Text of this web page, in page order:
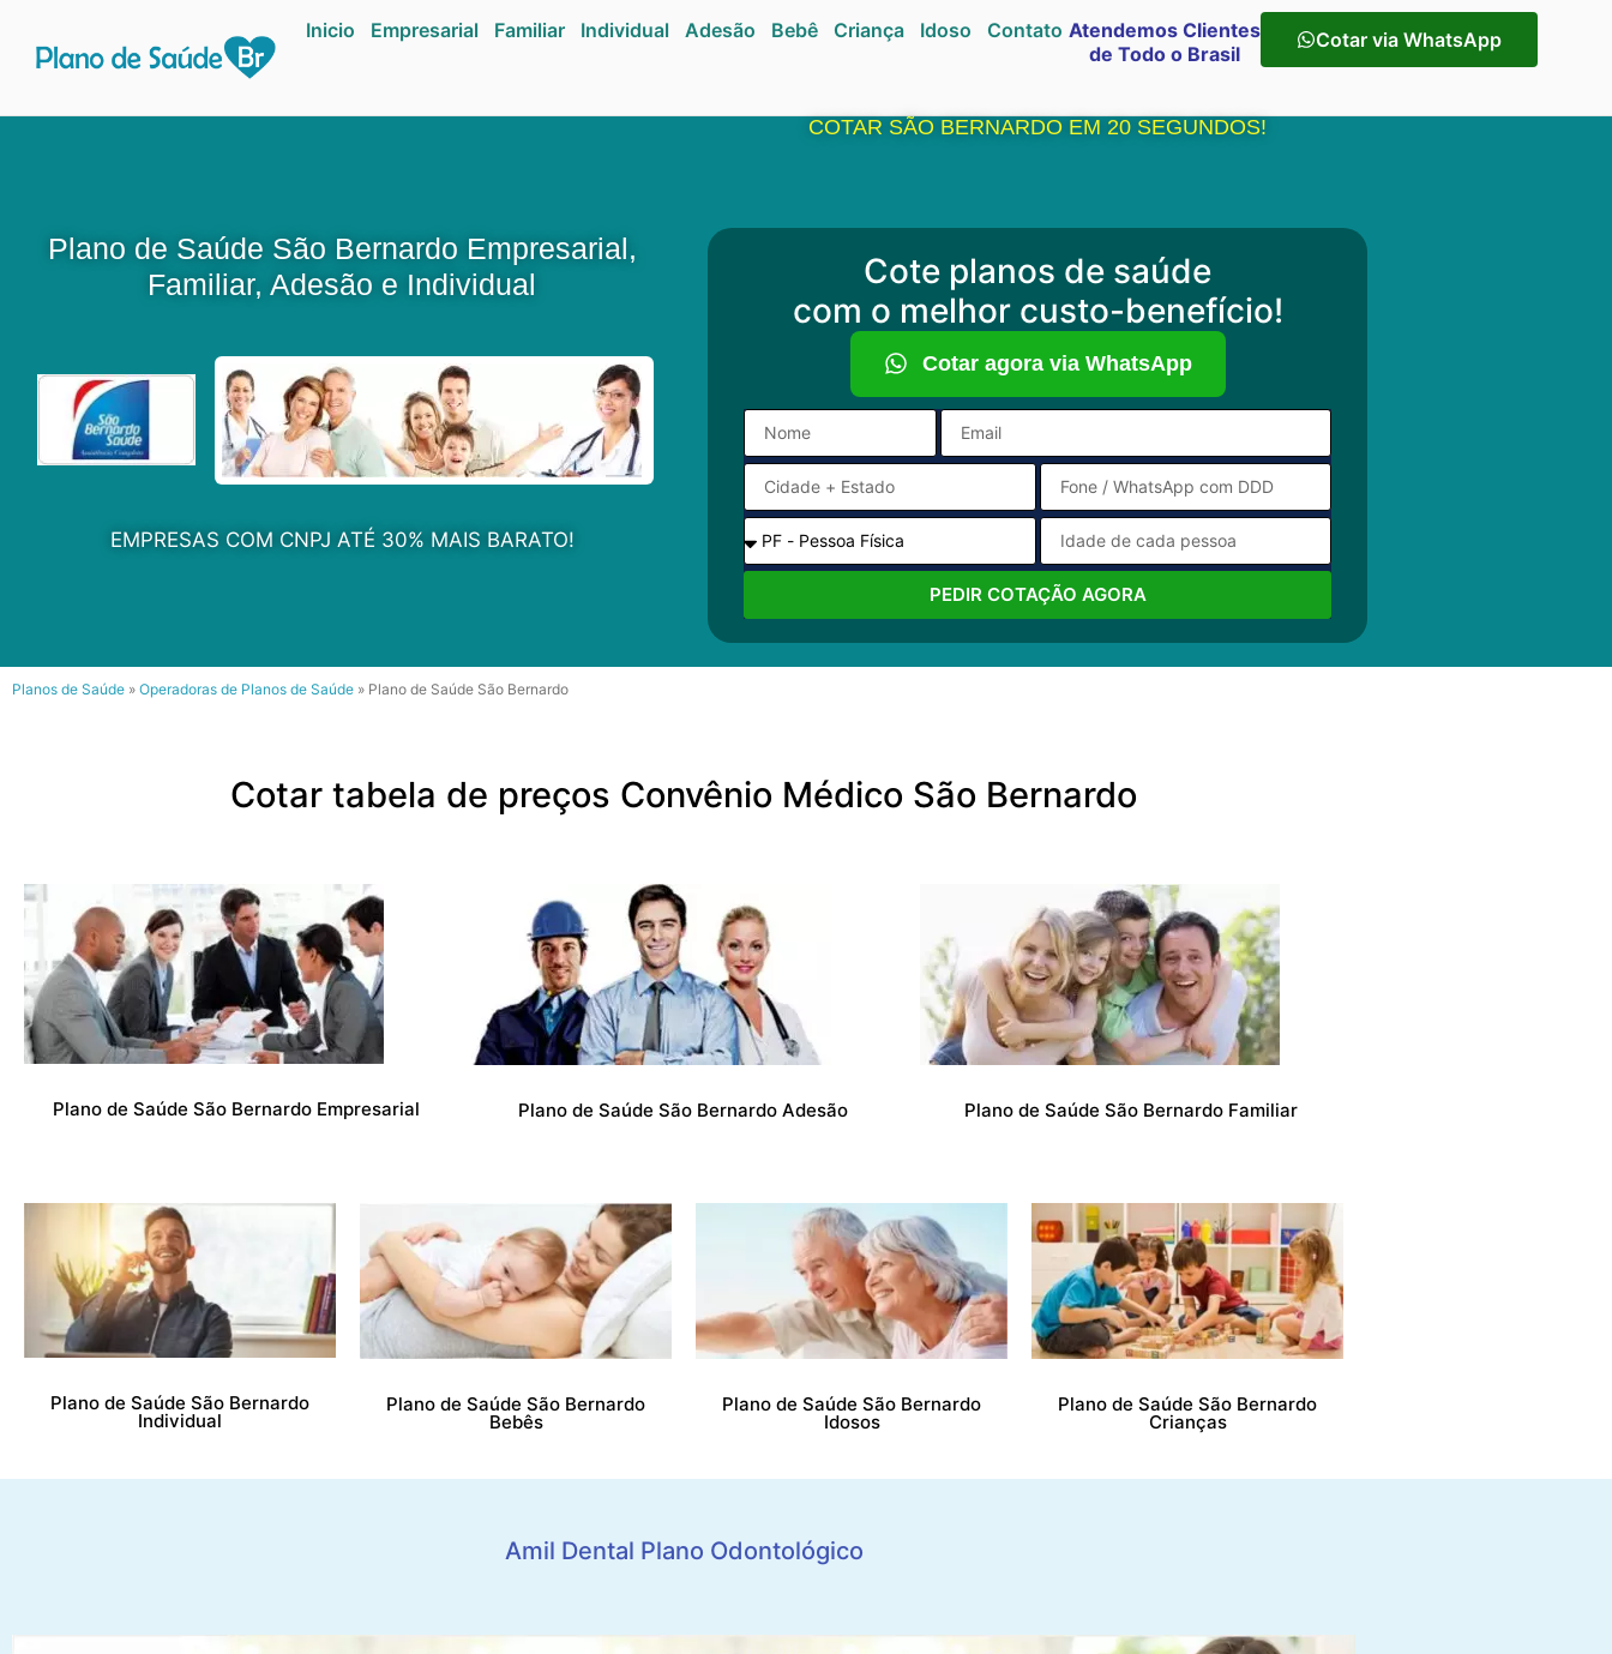
Inicio Empresarial Familiar Individual Adesão Bebê Criança Idoso Contato Atendemos Clientes
de Todo o Brasil
Cotar via WhatsApp
Plano de Saúde São Bernardo Empresarial,
Familiar, Adesão e Individual
EMPRESAS COM CNPJ ATÉ 30% MAIS BARATO!
COTAR SÃO BERNARDO EM 20 SEGUNDOS!
Cote planos de saúde
com o melhor custo-benefício!
Cotar agora via WhatsApp
PEDIR COTAÇÃO AGORA
Planos de Saúde » Operadoras de Planos de Saúde » Plano de Saúde São Bernardo
Cotar tabela de preços Convênio Médico São Bernardo
Plano de Saúde São Bernardo Empresarial Plano de Saúde São Bernardo Adesão Plano de Saúde São Bernardo Familiar
Plano de Saúde São Bernardo
Individual
Plano de Saúde São Bernardo
Bebês
Plano de Saúde São Bernardo
Idosos
Plano de Saúde São Bernardo
Crianças
Amil Dental Plano Odontológico